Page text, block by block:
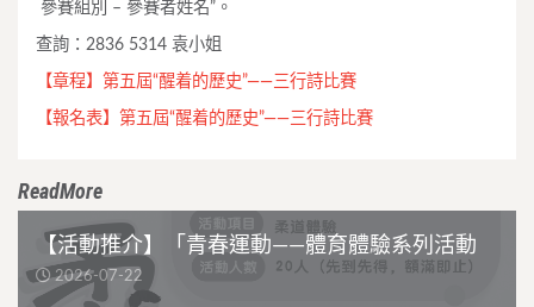
參賽組別 – 參賽者姓名”。
查詢：2836 5314 袁小姐
【章程】第五屆“醒着的歷史”——三行詩比賽
【報名表】第五屆“醒着的歷史”——三行詩比賽
ReadMore
【活動推介】「青春運動——體育體驗系列活動
2026-07-22